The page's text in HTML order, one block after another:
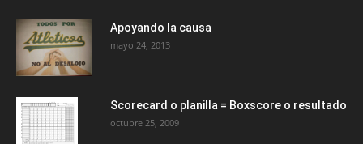
Apoyando la causa
mayo 24, 2013
Scorecard o planilla = Boxscore o resultado
octubre 25, 2009